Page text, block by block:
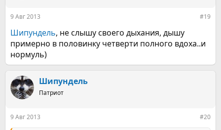
9 Авг 2013 #19
Шипундель, не слышу своего дыхания, дышу
примерно в половинку четверти полного вдоха..и
нормуль)
Шипундель
Патриот
9 Авг 2013 #20